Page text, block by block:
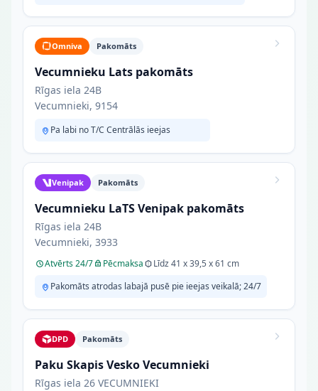
Omniva Pakomāts
Vecumnieku Lats pakomāts
Rīgas iela 24B
Vecumnieki, 9154
Pa labi no T/C Centrālās ieejas
Venipak Pakomāts
Vecumnieku LaTS Venipak pakomāts
Rīgas iela 24B
Vecumnieki, 3933
Atvērts 24/7 Pēcmaksa
Līdz 41 x 39,5 x 61 cm
Pakomāts atrodas labajā pusē pie ieejas veikalā; 24/7
DPD Pakomāts
Paku Skapis Vesko Vecumnieki
Rīgas iela 26 VECUMNIEKI